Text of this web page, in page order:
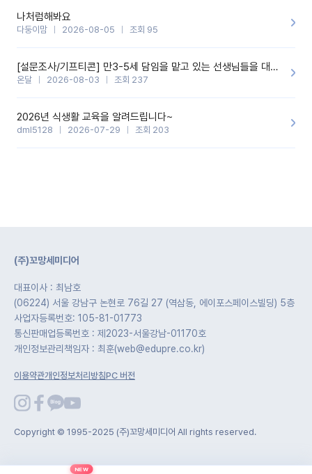
나처럼해봐요
다둥이맘 2026-08-05 조회 95
[설문조사/기프티콘] 만3-5세 담임을 맡고 있는 선생님들을 대상으로 설문조사를 합니다!
온달 2026-08-03 조회 237
2026년 식생활 교육을 알려드립니다~
dml5128 2026-07-29 조회 203
(주)꼬망세미디어
대표이사 : 최남호
(06224) 서울 강남구 논현로 76길 27 (역삼동, 에이포스페이스빌딩) 5층
사업자등록번호: 105-81-01773
통신판매업등록번호 : 제2023-서울강남-01170호
개인정보관리책임자 : 최훈(web@edupre.co.kr)
이용약관개인정보처리방침PC 버전
Copyright © 1995-2025 (주)꼬망세미디어 All rights reserved.
NEW